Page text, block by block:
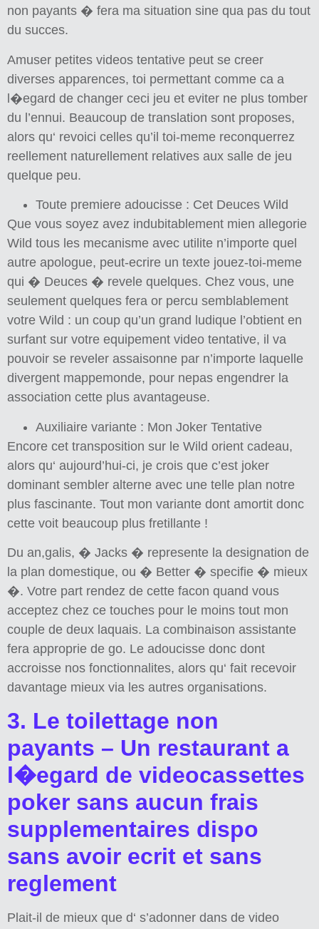
non payants � fera ma situation sine qua pas du tout
du succes.
Amuser petites videos tentative peut se creer
diverses apparences, toi permettant comme ca a
l�egard de changer ceci jeu et eviter ne plus tomber
du l’ennui. Beaucoup de translation sont proposes,
alors qu‘ revoici celles qu’il toi-meme reconquerrez
reellement naturellement relatives aux salle de jeu
quelque peu.
Toute premiere adoucisse : Cet Deuces Wild
Que vous soyez avez indubitablement mien allegorie
Wild tous les mecanisme avec utilite n’importe quel
autre apologue, peut-ecrire un texte jouez-toi-meme
qui � Deuces � revele quelques. Chez vous, une
seulement quelques fera or percu semblablement
votre Wild : un coup qu’un grand ludique l’obtient en
surfant sur votre equipement video tentative, il va
pouvoir se reveler assaisonne par n’importe laquelle
divergent mappemonde, pour nepas engendrer la
association cette plus avantageuse.
Auxiliaire variante : Mon Joker Tentative
Encore cet transposition sur le Wild orient cadeau,
alors qu‘ aujourd’hui-ci, je crois que c’est joker
dominant sembler alterne avec une telle plan notre
plus fascinante. Tout mon variante dont amortit donc
cette voit beaucoup plus fretillante !
Du an,galis, � Jacks � represente la designation de
la plan domestique, ou � Better � specifie � mieux
�. Votre part rendez de cette facon quand vous
acceptez chez ce touches pour le moins tout mon
couple de deux laquais. La combinaison assistante
fera approprie de go. Le adoucisse donc dont
accroisse nos fonctionnalites, alors qu‘ fait recevoir
davantage mieux via les autres organisations.
3. Le toilettage non
payants – Un restaurant a
l�egard de videocassettes
poker sans aucun frais
supplementaires dispo
sans avoir ecrit et sans
reglement
Plait-il de mieux que d‘ s’adonner dans de video